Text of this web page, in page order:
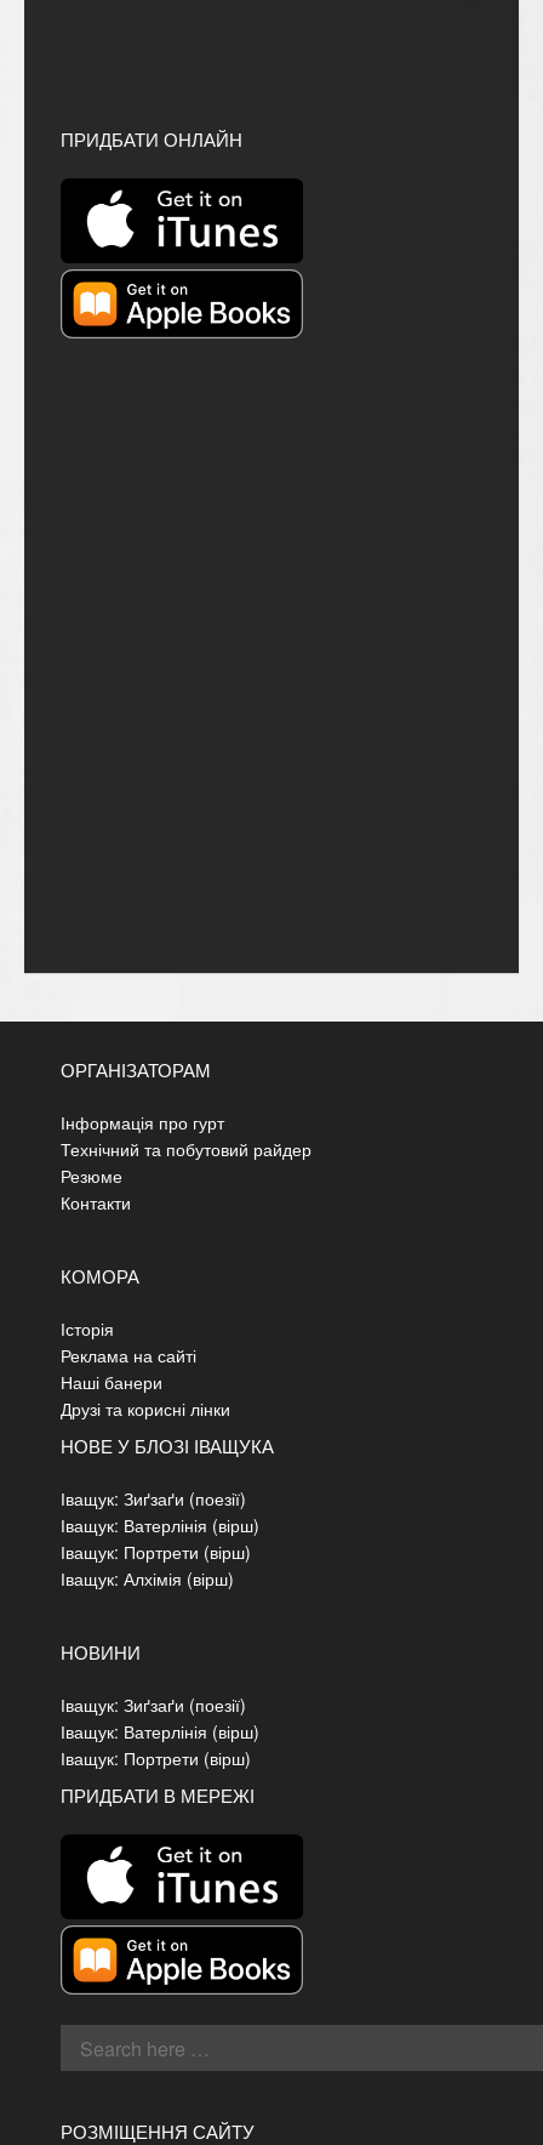
ПРИДБАТИ ОНЛАЙН
ОРГАНІЗАТОРАМ
Інформація про гурт
Технічний та побутовий райдер
Резюме
Контакти
КОМОРА
Історія
Реклама на сайті
Наші банери
Друзі та корисні лінки
НОВЕ У БЛОЗІ ІВАЩУКА
Іващук: Зиґзаґи (поезії)
Іващук: Ватерлінія (вірш)
Іващук: Портрети (вірш)
Іващук: Алхімія (вірш)
НОВИНИ
Іващук: Зиґзаґи (поезії)
Іващук: Ватерлінія (вірш)
Іващук: Портрети (вірш)
ПРИДБАТИ В МЕРЕЖІ
РОЗМІЩЕННЯ САЙТУ